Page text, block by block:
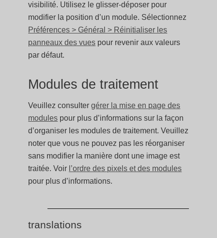
visibilité. Utilisez le glisser-déposer pour
modifier la position d’un module. Sélectionnez
Préférences > Général > Réinitialiser les
panneaux des vues pour revenir aux valeurs
par défaut.
Modules de traitement
Veuillez consultergérer la mise en page des
modules pour plus d’informations sur la façon
d’organiser les modules de traitement. Veuillez
noter que vous ne pouvez pas les réorganiser
sans modifier la manière dont une image est
traitée. Voir l’ordre des pixels et des modules
pour plus d’informations.
translations